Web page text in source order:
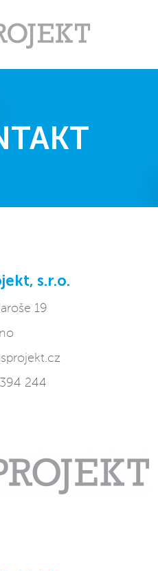
s.r.o.
19
244